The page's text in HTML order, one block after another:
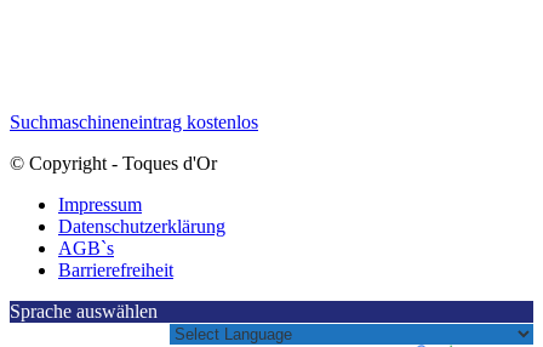
Suchmaschineneintrag kostenlos
© Copyright - Toques d'Or
Impressum
Datenschutzerklärung
AGB`s
Barrierefreiheit
Sprache auswählen